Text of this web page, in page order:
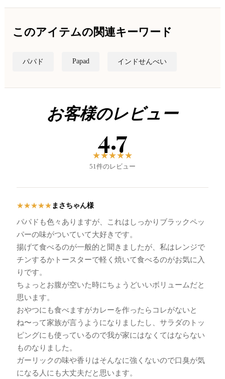
このアイテムの関連キーワード
パパド Papad インドせんべい
お客様のレビュー
4.7
★★★★★
51件のレビュー
★★★★★ まさちゃん様
パパドも色々ありますが、これはしっかりブラックペッ
パーの味がついていて大好きです。
揚げて食べるのが一般的と聞きましたが、私はレンジで
チンするかトースターで軽く焼いて食べるのがお気に入
りです。
ちょっとお腹が空いた時にちょうどいいボリュームだと
思います。
おやつにも食べますがカレーを作ったらコレがないと
ね〜って家族が言うようになりましたし、サラダのトッ
ピングにも使っているので我が家にはなくてはならない
ものなりました。
ガーリックの味や香りはそんなに強くないので口臭が気
になる人にも大丈夫だと思います。